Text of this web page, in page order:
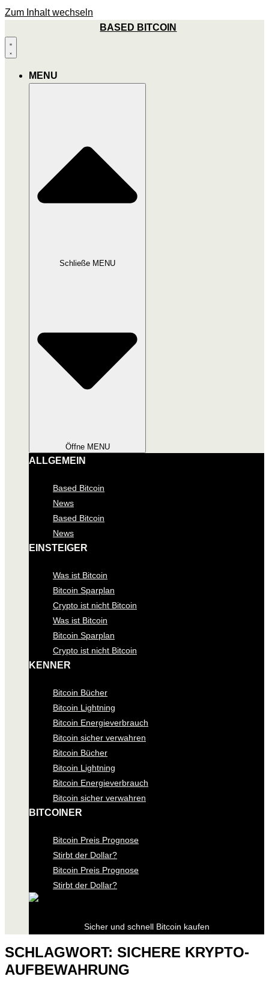
Zum Inhalt wechseln
BASED BITCOIN
MENU
Schließe MENU
Öffne MENU
ALLGEMEIN
Based Bitcoin
News
Based Bitcoin
News
EINSTEIGER
Was ist Bitcoin
Bitcoin Sparplan
Crypto ist nicht Bitcoin
Was ist Bitcoin
Bitcoin Sparplan
Crypto ist nicht Bitcoin
KENNER
Bitcoin Bücher
Bitcoin Lightning
Bitcoin Energieverbrauch
Bitcoin sicher verwahren
Bitcoin Bücher
Bitcoin Lightning
Bitcoin Energieverbrauch
Bitcoin sicher verwahren
BITCOINER
Bitcoin Preis Prognose
Stirbt der Dollar?
Bitcoin Preis Prognose
Stirbt der Dollar?
Sicher und schnell Bitcoin kaufen
SCHLAGWORT: SICHERE KRYPTO-
AUFBEWAHRUNG